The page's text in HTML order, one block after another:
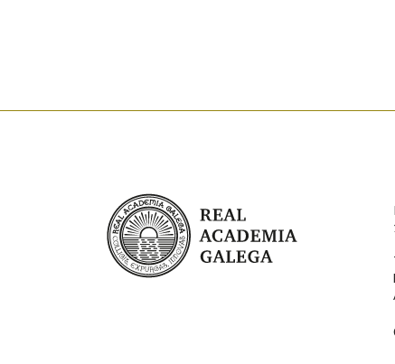
Comentario
Real Academia Galega